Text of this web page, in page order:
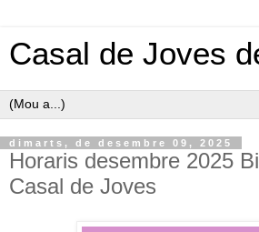
Casal de Joves
dimarts, de desembre 09, 2025
Horaris desembre 2025
Casal de Joves